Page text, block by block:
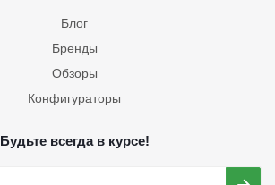
Блог
Бренды
Обзоры
Конфигураторы
Будьте всегда в курсе!